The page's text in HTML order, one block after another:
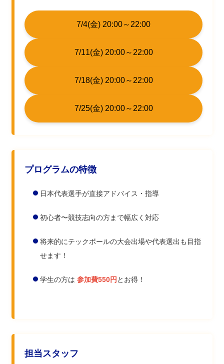
7/4(金) 20:00～22:00
7/11(金) 20:00～22:00
7/18(金) 20:00～22:00
7/25(金) 20:00～22:00
プログラムの特徴
日本代表選手が直接アドバイス・指導
初心者〜競技志向の方まで幅広く対応
将来的にテックボールの大会出場や代表選出も目指
せます！
学生の方は参加費550円 とお得！
担当スタッフ